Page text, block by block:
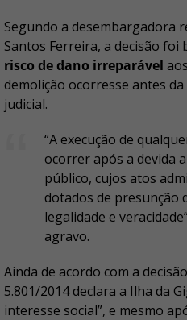
Segundo a desembargadora
Santos Ferreira, a decisão foi
risco de dano irreparável
demolição ocorresse antes
judicial.
“A execução de
ocorrer após a devida
público, cujos atos
dotados de presunção
legalidade e
agravo.
Ainda de acordo com a
5.801/2014 declara a Ilha da
interesse social”, e mesmo